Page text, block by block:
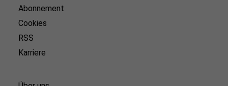
Abonnement
Cookies
RSS
Karriere